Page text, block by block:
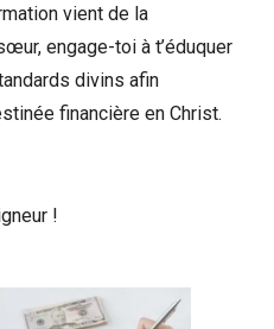
vient de la
engage-toi à t’éduquer
divins afin
financière en Christ.
!